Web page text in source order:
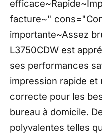
facture~"
importante~Assez
L3750CDW est
ses performances
impression rapide
correcte pour les
bureau à domicile.
polyvalentes telles